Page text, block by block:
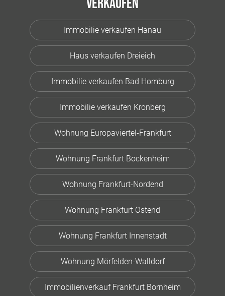
Verkaufen
Immobilie verkaufen Hanau
Haus verkaufen Dreieich
Immobilie verkaufen Bad Homburg
Immobilie verkaufen Kronberg
Wohnung Europaviertel-Frankfurt
Wohnung Frankfurt Bockenheim
Wohnung Frankfurt-Nordend
Wohnung Frankfurt Ostend
Wohnung Frankfurt Innenstadt
Wohnung Mörfelden-Walldorf
Immobilienverkauf Frankfurt Bornheim